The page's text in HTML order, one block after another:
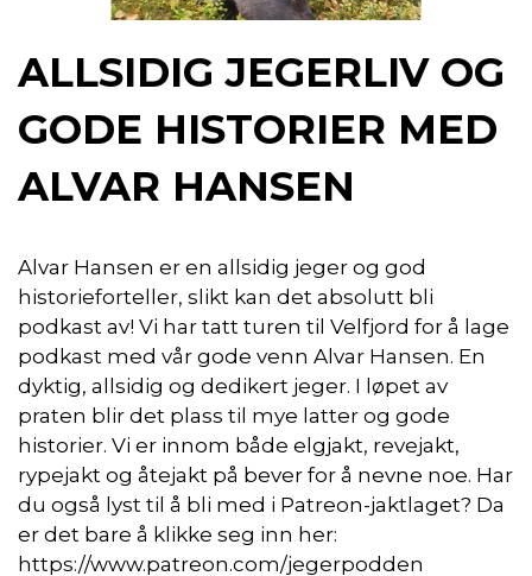
ALLSIDIG JEGERLIV OG
GODE HISTORIER MED
ALVAR HANSEN
Alvar Hansen er en allsidig jeger og god
historieforteller, slikt kan det absolutt bli
podkast av! Vi har tatt turen til Velfjord for å lage
podkast med vår gode venn Alvar Hansen. En
dyktig, allsidig og dedikert jeger. I løpet av
praten blir det plass til mye latter og gode
historier. Vi er innom både elgjakt, revejakt,
rypejakt og åtejakt på bever for å nevne noe. Har
du også lyst til å bli med i Patreon-jaktlaget? Da
er det bare å klikke seg inn her:
https://www.patreon.com/jegerpodden